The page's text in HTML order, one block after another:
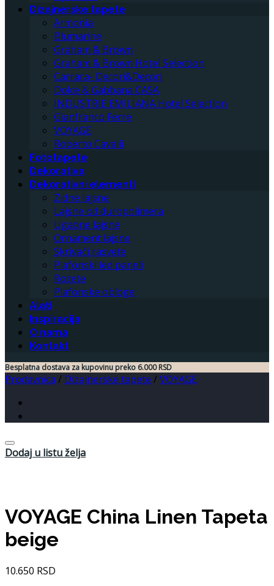
Dizajnerske tapete
Armonia
Blumarine
Graham & Brown
Graham & Brown Hotel Selection
Carrara- Decori&Decori
Dolce & Gabbana CASA
INDUSTRIE EMILIANA Hotel Selection
Gianfranco Ferre
VOYAGE
Roberto Cavalli
Fototapete
Dekorativa
Dekorativni elementi
Zidne lajsne
Lajsne od duropolimera
Ugaone lajsne
Ornament lajsne
Skrivači rasvete
Plafonski led paneli
Rozete
Plafonske obloge
Alati
Inspiracija
O nama
Kontakt
Besplatna dostava za kupovinu preko 6.000 RSD
Prodavnica / Dizajnerske tapete /VOYAGE
Dodaj u listu želja
VOYAGE China Linen Tapeta
beige
10.650 RSD